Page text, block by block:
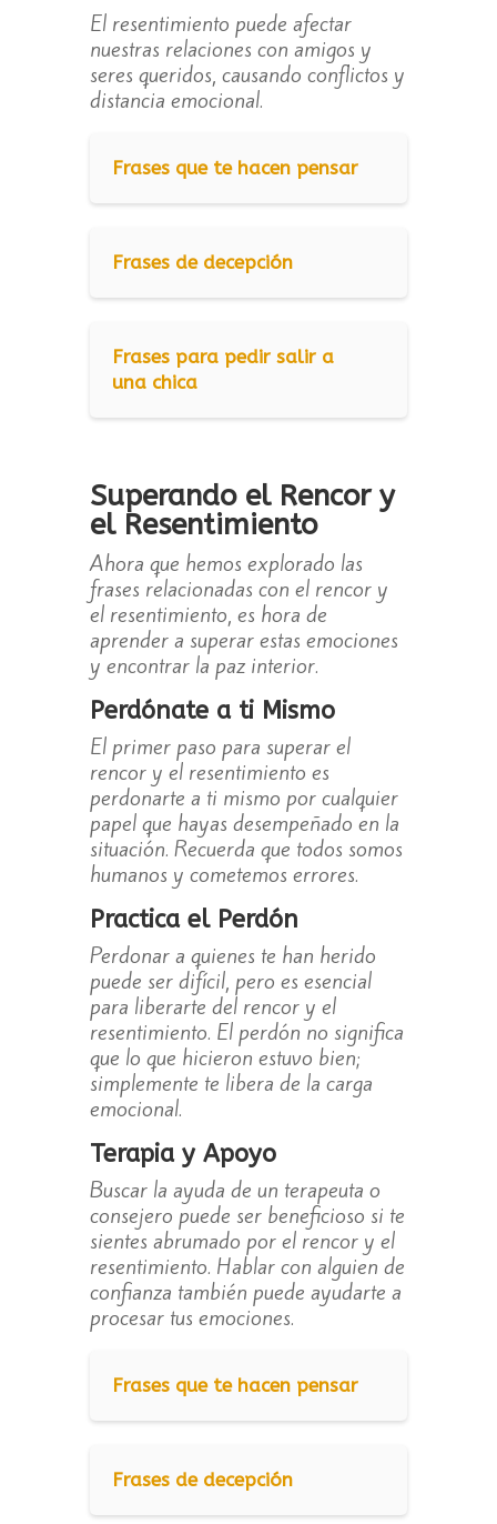
El resentimiento puede afectar
nuestras relaciones con amigos y
seres queridos, causando conflictos y
distancia emocional.
Frases que te hacen pensar
Frases de decepción
Frases para pedir salir a
una chica
Superando el Rencor y
el Resentimiento
Ahora que hemos explorado las
frases relacionadas con el rencor y
el resentimiento, es hora de
aprender a superar estas emociones
y encontrar la paz interior.
Perdónate a ti Mismo
El primer paso para superar el
rencor y el resentimiento es
perdonarte a ti mismo por cualquier
papel que hayas desempeñado en la
situación. Recuerda que todos somos
humanos y cometemos errores.
Practica el Perdón
Perdonar a quienes te han herido
puede ser difícil, pero es esencial
para liberarte del rencor y el
resentimiento. El perdón no significa
que lo que hicieron estuvo bien;
simplemente te libera de la carga
emocional.
Terapia y Apoyo
Buscar la ayuda de un terapeuta o
consejero puede ser beneficioso si te
sientes abrumado por el rencor y el
resentimiento. Hablar con alguien de
confianza también puede ayudarte a
procesar tus emociones.
Frases que te hacen pensar
Frases de decepción